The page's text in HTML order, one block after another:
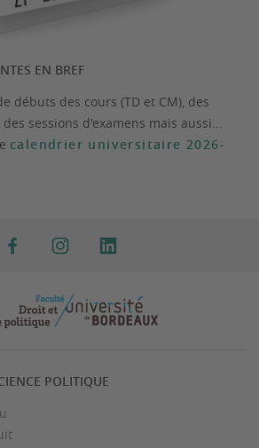
EN BREF
débuts des cours (TD et CM), des
sessions d'examens mais aussi...
calendrier universitaire 2026-
POLITIQUE